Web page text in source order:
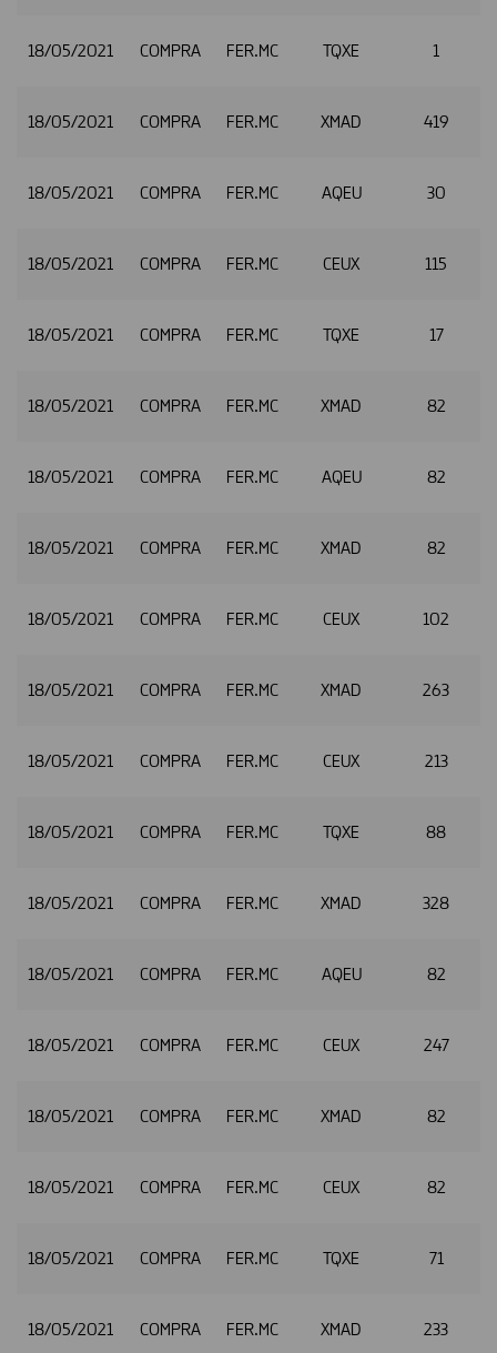
18/05/2021 COMPRA FER.MC TQXE 1
18/05/2021 COMPRA FER.MC XMAD 419
18/05/2021 COMPRA FER.MC AQEU 30
18/05/2021 COMPRA FER.MC CEUX 115
18/05/2021 COMPRA FER.MC TQXE 17
18/05/2021 COMPRA FER.MC XMAD 82
18/05/2021 COMPRA FER.MC AQEU 82
18/05/2021 COMPRA FER.MC XMAD 82
18/05/2021 COMPRA FER.MC CEUX 102
18/05/2021 COMPRA FER.MC XMAD 263
18/05/2021 COMPRA FER.MC CEUX 213
18/05/2021 COMPRA FER.MC TQXE 88
18/05/2021 COMPRA FER.MC XMAD 328
18/05/2021 COMPRA FER.MC AQEU 82
18/05/2021 COMPRA FER.MC CEUX 247
18/05/2021 COMPRA FER.MC XMAD 82
18/05/2021 COMPRA FER.MC CEUX 82
18/05/2021 COMPRA FER.MC TQXE 71
18/05/2021 COMPRA FER.MC XMAD 233